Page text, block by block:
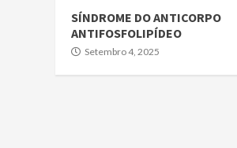
SÍNDROME DO ANTICORPO
ANTIFOSFOLIPÍDEO
Setembro 4, 2025